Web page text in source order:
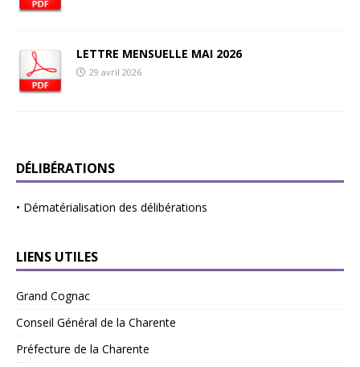
LETTRE MENSUELLE MAI 2026
29 avril 2026
DÉLIBÉRATIONS
• Dématérialisation des délibérations
LIENS UTILES
Grand Cognac
Conseil Général de la Charente
Préfecture de la Charente